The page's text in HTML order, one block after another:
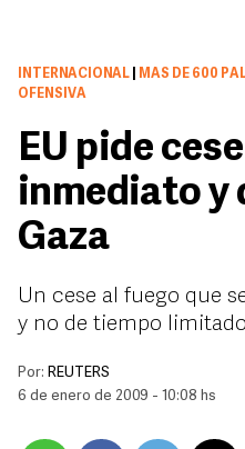
INTERNACIONAL
MAS DE 600
OFENSIVA
EU pide
inmediato y
Gaza
Un cese al fuego que
y no de tiempo limitado
Por: REUTERS
6 de enero de 2009 - 10:08 hs